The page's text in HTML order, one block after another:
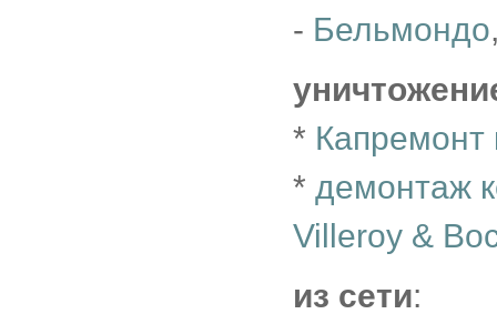
- Бельмондо
* Капремонт
* демонтаж
Villeroy &
из сети: